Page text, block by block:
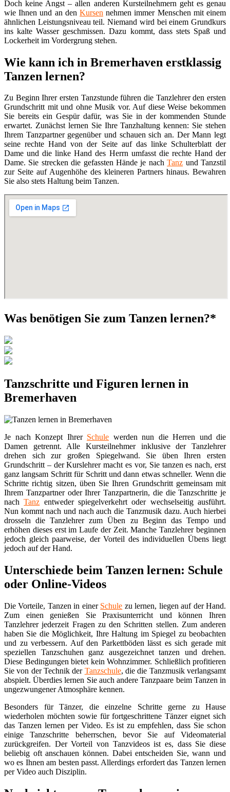
Doch keine Angst – allen anderen Kursteilnehmern geht es genau
wie Ihnen und an den Kursen nehmen immer Menschen mit einem
ähnlichen Leistungsniveau teil. Niemand wird bei einem Grundkurs
ins kalte Wasser geschmissen. Dazu kommt, dass stets Spaß und
Lockerheit im Vordergrung stehen.
Wie kann ich in Bremerhaven erstklassig
Tanzen lernen?
Zu Beginn Ihrer ersten Tanzstunde führen die Tanzlehrer den ersten
Grundschritt mit und ohne Musik vor. Auf diese Weise bekommen
Sie bereits ein Gespür dafür, was Sie in der kommenden Stunde
erwartet. Zunächst lernen Sie Ihre Tanzhaltung kennen: Sie stehen
Ihrem Tanzpartner gegenüber und schauen sich an. Der Mann legt
seine rechte Hand von der Seite auf das linke Schulterblatt der
Dame und die linke Hand des Herrn umfasst die rechte Hand der
Dame. Sie strecken die gefassten Hände je nachTanz und Tanzstil
zur Seite auf Augenhöhe des kleineren Partners hinaus. Bewahren
Sie also stets Haltung beim Tanzen.
Was benötigen Sie zum Tanzen lernen?*
Tanzschritte und Figuren lernen in
Bremerhaven
Je nach Konzept Ihrer Schule werden nun die Herren und die
Damen getrennt. Alle Kursteilnehmer inklusive der Tanzlehrer
drehen sich zur großen Spiegelwand. Sie üben Ihren ersten
Grundschritt – der Kurslehrer macht es vor, Sie tanzen es nach, erst
ganz langsam Schritt für Schritt und dann etwas schneller. Wenn die
Schritte richtig sitzen, üben Sie Ihren Grundschritt gemeinsam mit
Ihrem Tanzpartner oder Ihrer Tanzpartnerin, die die Tanzschritte je
nachTanz entweder spiegelverkehrt oder wechselseitig ausführt.
Nun kommt nach und nach auch die Tanzmusik dazu. Auch hierbei
drosseln die Tanzlehrer zum Üben zu Beginn das Tempo und
erhöhen dieses erst im Laufe der Zeit. Manche Tanzlehrer beginnen
jedoch gleich paarweise, der Vorteil des individuellen Übens liegt
jedoch auf der Hand.
Unterschiede beim Tanzen lernen: Schule
oder Online-Videos
Die Vorteile, Tanzen in einer Schule zu lernen, liegen auf der Hand.
Zum einen genießen Sie Praxisunterricht und können Ihren
Tanzlehrer jederzeit Fragen zu den Schritten stellen. Zum anderen
haben Sie die Möglichkeit, Ihre Haltung im Spiegel zu beobachten
und zu verbessern. Auf den Parkettböden lässt es sich gerade mit
speziellen Tanzschuhen ganz ausgezeichnet tanzen und drehen.
Diese Bedingungen bietet kein Wohnzimmer. Schließlich profitieren
Sie von der Technik der Tanzschule, die die Tanzmusik verlangsamt
abspielt. Überdies lernen Sie auch andere Tanzpaare beim Tanzen in
ungezwungener Atmosphäre kennen.
Besonders für Tänzer, die einzelne Schritte gerne zu Hause
wiederholen möchten sowie für fortgeschrittene Tänzer eignet sich
das Tanzen lernen per Video. Es ist zu empfehlen, dass Sie schon
einige Tanzschritte beherrschen, bevor Sie auf Videomaterial
zurückgreifen. Der Vorteil von Tanzvideos ist es, dass Sie diese
beliebig oft anschauen können. Dabei entscheiden Sie, wann und
wo es Ihnen am besten passt. Allerdings erfordert das Tanzen lernen
per Video auch Disziplin.